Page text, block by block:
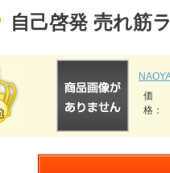
自己啓発 売れ筋
価
格：